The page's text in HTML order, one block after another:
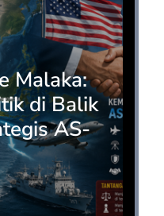
Malaka:
di Balik
AS-